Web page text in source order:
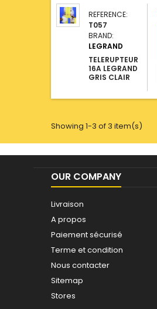
REFERENCE:
T057
BRAND:
LEGRAND
TELERUPTEUR
16A LEGRAND
GRIS CLAIR
Showing 1-3 of 3 item(s)
OUR COMPANY
Livraison
A propos
Paiement sécurisé
Terme et condition
Nous contacter
Sitemap
Stores